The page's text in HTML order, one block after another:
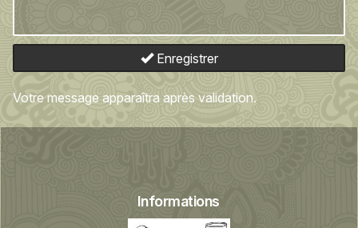
Enregistrer
Votre message apparaîtra après validation.
Informations